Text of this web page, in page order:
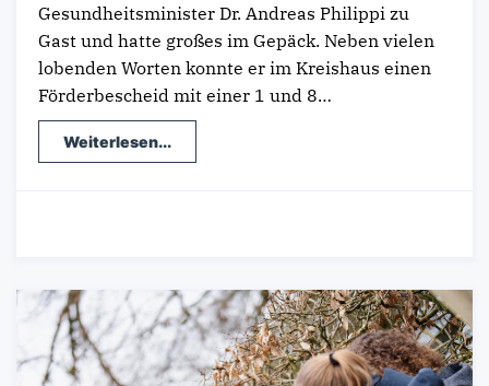
Gesundheitsminister Dr. Andreas Philippi zu
Gast und hatte großes im Gepäck. Neben vielen
lobenden Worten konnte er im Kreishaus einen
Förderbescheid mit einer 1 und 8…
Weiterlesen...